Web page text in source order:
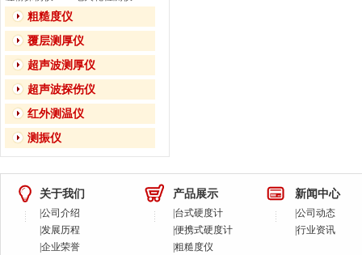
粗糙度仪
覆层测厚仪
超声波测厚仪
超声波探伤仪
红外测温仪
测振仪
关于我们
公司介绍
发展历程
企业荣誉
产品展示
台式硬度计
便携式硬度计
粗糙度仪
新闻中心
公司动态
行业资讯